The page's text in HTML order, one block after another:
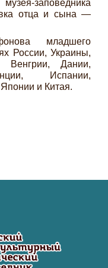
заповедника
отца и сына —
младшего
России, Украины,
Венгрии, Дании,
Испании,
и Китая.